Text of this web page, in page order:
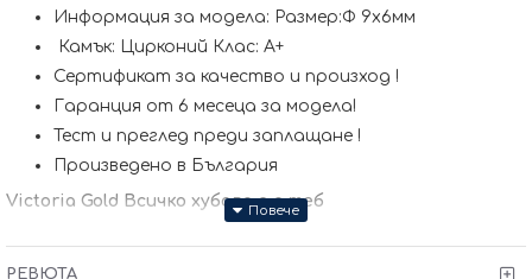
Информация за модела: Размер:Ф 9x6мм
Камък: Цирконий Клас: А+
Сертификат за качество и произход !
Гаранция от 6 месеца за модела!
Тест и преглед преди заплащане !
Произведено в България
Victoria Gold Всичко хубаво е с теб
РЕВЮТА